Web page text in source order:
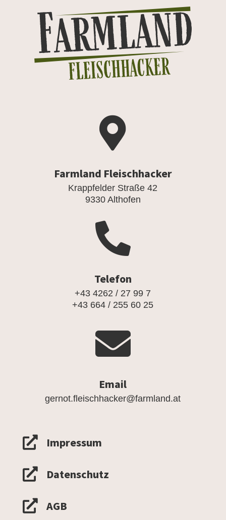

Farmland Fleischhacker
Krappfelder Straße 42
9330 Althofen

Telefon
+43 4262 / 27 99 7
+43 664 / 255 60 25

Email
gernot.fleischhacker@farmland.at
 Impressum
 Datenschutz
 AGB